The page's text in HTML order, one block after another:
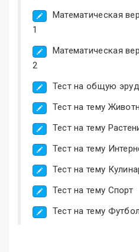
Математическая
1
Математическая
2
Тест на общую
Тест на тему
Тест на тему
Тест на тему
Тест на тему
Тест на тему Спорт
Тест на тему Футбол